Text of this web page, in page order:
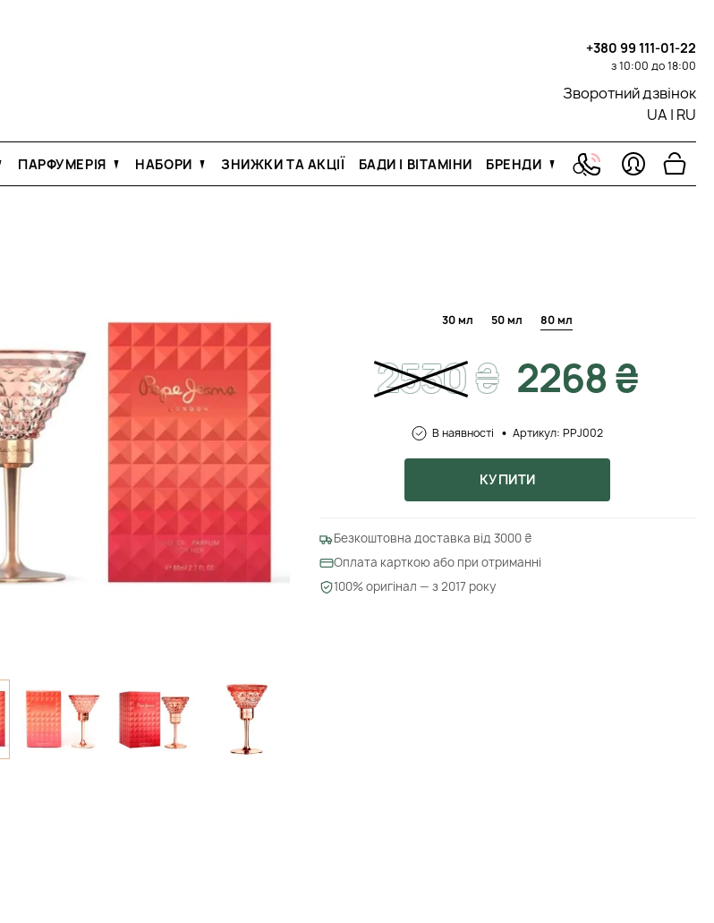
+380 99 111-01-22
з 10:00 до 18:00
Зворотний дзвінок
UA | RU
ПАРФУМЕРІЯ НАБОРИ ЗНИЖКИ ТА АКЦІЇ БАДИ І ВІТАМІНИ БРЕНДИ
30 мл 50 мл 80 мл
2530₴ 2268 ₴
В наявності Артикул: PPJ002
КУПИТИ
Безкоштовна доставка від 3000 ₴
Оплата карткою або при отриманні
100% оригінал — з 2017 року